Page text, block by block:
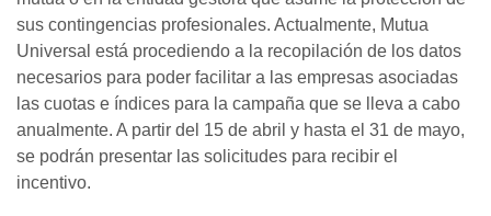
sus contingencias profesionales. Actualmente, Mutua
Universal está procediendo a la recopilación de los datos
necesarios para poder facilitar a las empresas asociadas
las cuotas e índices para la campaña que se lleva a cabo
anualmente. A partir del 15 de abril y hasta el 31 de mayo,
se podrán presentar las solicitudes para recibir el
incentivo.